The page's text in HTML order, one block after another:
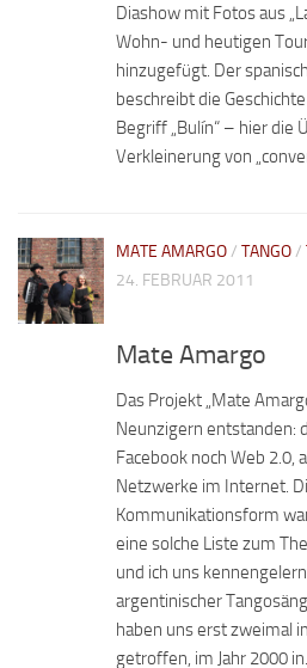
Diashow mit Fotos aus
Wohn- und heutigen
hinzugefügt. Der
beschreibt die
Begriff „Bulín“ – hier die
Verkleinerung von
MATE AMARGO/ TANGO/
24. FEBRUAR 2011
Mate Amargo
Das Projekt „Mate
Neunzigern entstanden:
Facebook noch Web 2.0,
Netzwerke im Internet.
Kommunikationsform
eine solche Liste zum
und ich uns
argentinischer
haben uns erst zweimal
getroffen, im Jahr 2000